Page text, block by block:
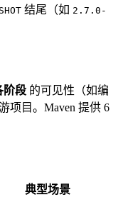
结尾（如 2.7.0-
阶段 的可见性（如编
项目。Maven 提供 6
典型场景